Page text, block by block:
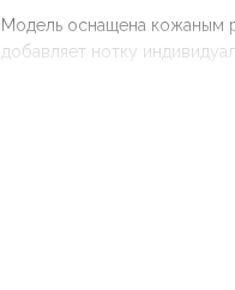
Модель оснащена кожаным
добавляет нотку